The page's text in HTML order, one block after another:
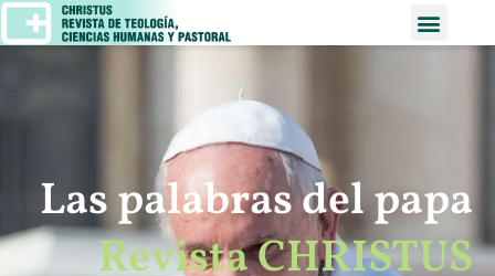
Las palabras del papa
Revista CHRISTUS